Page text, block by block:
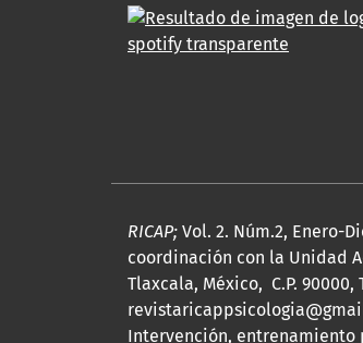
RICAP; Vol. 2. Núm.2, Enero-
coordinación con la Unidad
Tlaxcala, México, C.P. 90000,
Intervención, entrenamiento